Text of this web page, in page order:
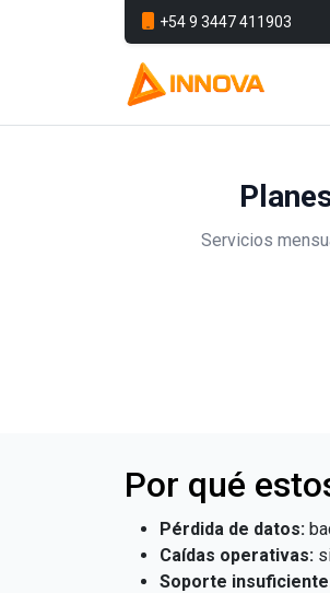
+54 9 3447 411903
Servicios
Por qué
Pérdida de datos:
Caídas operativas:
Soporte